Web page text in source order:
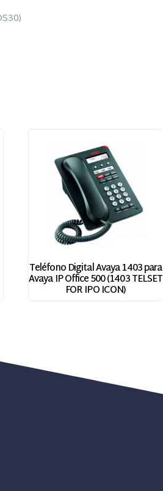
Teléfono Digital Avaya 1403 para
Avaya IP Office 500 (1403 TELSET
FOR IPO ICON)